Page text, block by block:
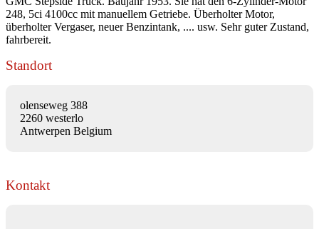
248, 5ci 4100cc mit manuellem Getriebe. Überholter Motor,
überholter Vergaser, neuer Benzintank, .... usw. Sehr guter Zustand,
fahrbereit.
Standort
olenseweg 388
2260 westerlo
Antwerpen Belgium
Kontakt